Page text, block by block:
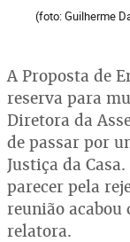
(foto: Guilherme
A Proposta de
reserva para
Diretora da
de passar por
Justiça da
parecer pela
reunião acabou
relatora.